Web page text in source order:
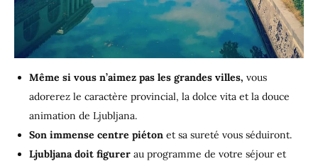
Même si vous n’aimez pas les grandes villes, vous
adorerez le caractère provincial, la dolce vita et la douce
animation de Ljubljana.
Son immense centre piéton et sa sureté vous séduiront.
Ljubljana doit figurer au programme de votre séjour et